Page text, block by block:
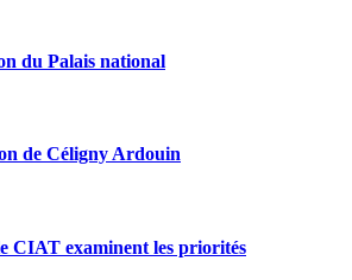
du Palais national
de Céligny Ardouin
CIAT examinent les priorités